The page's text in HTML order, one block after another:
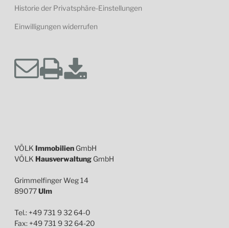
Historie der Privatsphäre-Einstellungen
Einwilligungen widerrufen
VÖLK Immobilien GmbH
VÖLK Hausverwaltung GmbH
Grimmelfinger Weg 14
89077Ulm
Tel.: +49 731 9 32 64-0
Fax: +49 731 9 32 64-20